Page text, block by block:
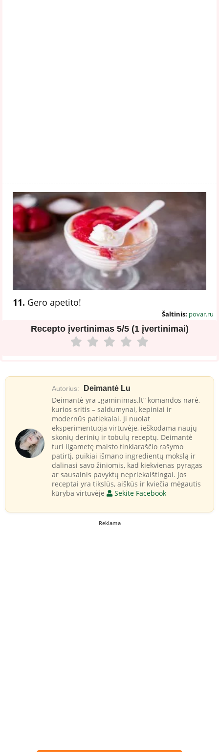
11. Gero apetito!
Šaltinis: povar.ru
Recepto įvertinimas 5/5 (1 įvertinimai)
Autorius: Deimantė Lu
Deimantė yra „gaminimas.lt“ komandos narė,
kurios sritis – saldumynai, kepiniai ir
modernūs patiekalai. Ji nuolat
eksperimentuoja virtuvėje, ieškodama naujų
skonių derinių ir tobulų receptų. Deimantė
turi ilgametę maisto tinklaraščio rašymo
patirtį, puikiai išmano ingredientų mokslą ir
dalinasi savo žiniomis, kad kiekvienas pyragas
ar sausainis pavyktų nepriekaištingai. Jos
receptai yra tikslūs, aiškūs ir kviečia mėgautis
kūryba virtuvėje
Sekite Facebook
Reklama